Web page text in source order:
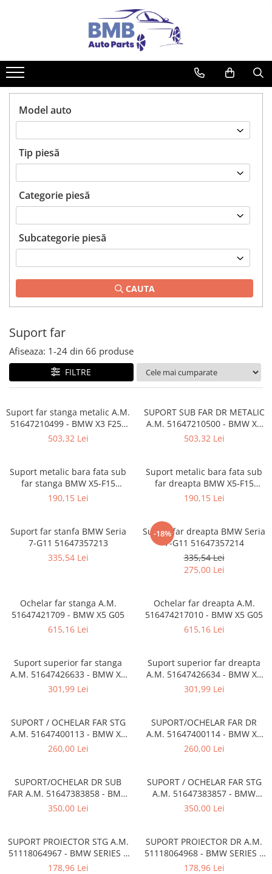
Accesorii
Covorase
Ornament
AIRBAG
Ambreiaj
Set ambreiaj
Volantă
Angrenare roată
Planetară
Antrenare punte
Aprindere
Bujie
Releu
Caroserie
Absorbant bara fata
Absorbant bara V
Actuator capsa capota
Aripă spate
Bara fata
Bara spate
Canal racire
Capac bara
Capitonaj
Carenaj roata
Deflector aer
Inchidere aripa
Panou acoperire trigger
Plafon
Model auto
Tip piesă
Categorie piesă
Subcategorie piesă
CAUTA
Suport far
Afiseaza: 1-24 din 66 produse
FILTRE
Suport far stanga metalic A.M.
51647210499 - BMW X3 F25 ,
F26
503,32 Lei
SUPORT SUB FAR DR METALIC
A.M. 51647210500 - BMW X3
F25 , F26
503,32 Lei
Suport metalic bara fata sub
far stanga BMW X5-F15
51647294491
190,15 Lei
Suport metalic bara fata sub
far dreapta BMW X5-F15
51647294492
190,15 Lei
Suport far stanfa BMW Seria
7-G11 51647357213
335,54 Lei
-18%
Suport far dreapta BMW Seria
7-G11 51647357214
335,54 Lei
275,00 Lei
Ochelar far stanga A.M.
51647421709 - BMW X5 G05
615,16 Lei
Ochelar far dreapta A.M.
516474217010 - BMW X5 G05
615,16 Lei
Suport superior far stanga
A.M. 51647426633 - BMW X1
(F48)
301,99 Lei
Suport superior far dreapta
A.M. 51647426634 - BMW X1
F48
301,99 Lei
SUPORT / OCHELAR FAR STG
A.M. 51647400113 - BMW X3
G01 , X3 M F97
260,00 Lei
SUPORT/OCHELAR FAR DR
A.M. 51647400114 - BMW X3
G01 , X3 M F97
260,00 Lei
SUPORT/OCHELAR DR SUB
FAR A.M. 51647383858 - BMW
SERIES 5 (G30/G31)
350,00 Lei
SUPORT / OCHELAR FAR STG
A.M. 51647383857 - BMW
SERIES 5 (G30/G31)
350,00 Lei
SUPORT PROIECTOR STG A.M.
51118064967 - BMW SERIES 5
(G30/G31)
178,96 Lei
SUPORT PROIECTOR DR A.M.
51118064968 - BMW SERIES 5
(G30/G31)
178,96 Lei